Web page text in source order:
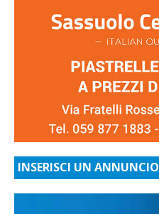
INSERISCI UN ANNUNCIO